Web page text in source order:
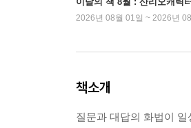
2026년 08월 01일 ~ 2026년
책소개
질문과 대답의 화법이